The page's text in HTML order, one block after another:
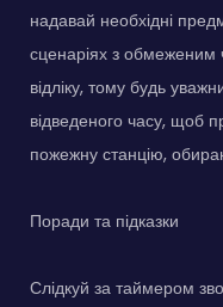
надавай необхідні
сценаріях з обмеженим
відліку, тому будь
відведеного часу, щоб
пожежну станцію,
Поради та підказки
Слідкуй за таймером